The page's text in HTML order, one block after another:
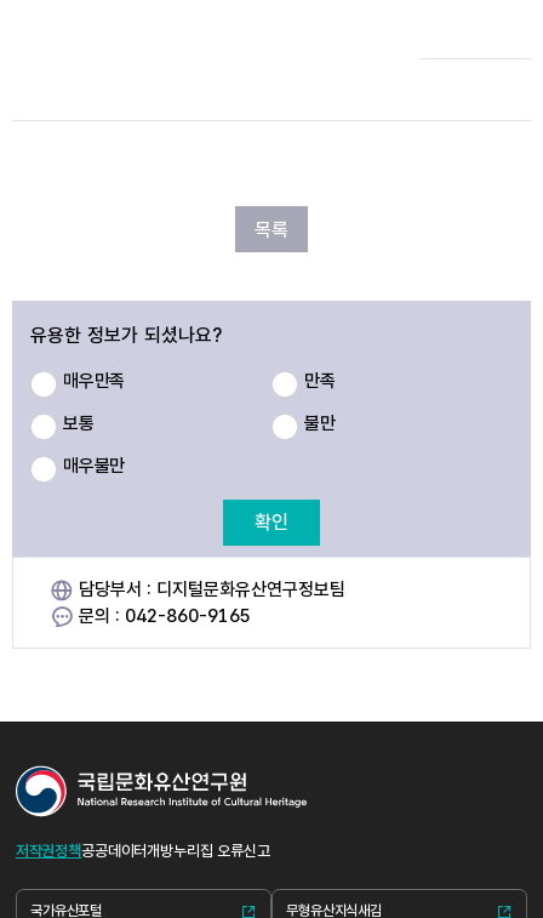
목록
유용한 정보가 되셨나요?
매우만족
만족
보통
불만
매우불만
확인
담당부서 : 디지털문화유산연구정보팀
문의 : 042-860-9165
저작권정책공공데이터개방누리집 오류신고
국가유산포털 무형유산지식새김